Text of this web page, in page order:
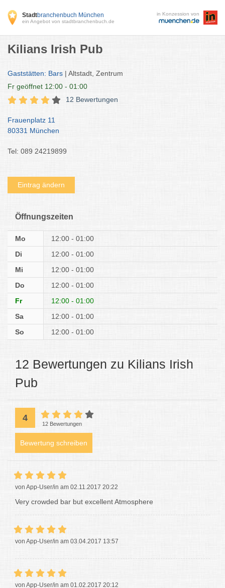
Stadtbranchenbuch München
ein Angebot von stadtbranchenbuch.de
in Konzession von
Kilians Irish Pub
Gaststätten: Bars | Altstadt, Zentrum
Fr geöffnet 12:00 - 01:00
12 Bewertungen
Frauenplatz 11
80331 München
Tel: 089 24219899
Eintrag ändern
Öffnungszeiten
Mo
12:00 - 01:00
Di
12:00 - 01:00
Mi
12:00 - 01:00
Do
12:00 - 01:00
Fr
12:00 - 01:00
Sa
12:00 - 01:00
So
12:00 - 01:00
12 Bewertungen zu Kilians Irish
Pub
4
12 Bewertungen
Bewertung schreiben
von App-User/in am 02.11.2017 20:22
Very crowded bar but excellent Atmosphere
von App-User/in am 03.04.2017 13:57
von App-User/in am 01.02.2017 20:12